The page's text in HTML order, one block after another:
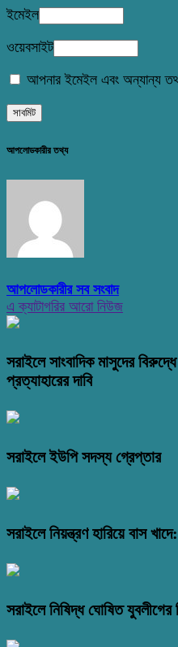
ইমেইল
ওয়েবসাইট
আপনার ইমেইল এবং অন্যান্য
আপলোডকারীর তথ্য
আপলোডকারীর সব সংবাদ
এ ক্যাটাগরির আরো নিউজ
সরাইলে সাংবাদিক মাসুদের
প্রত্যাহারের দাবি
সরাইলে ইউপি সদস্য গ্রেপ্তার
সরাইলে নিয়ন্ত্রণ হারিয়ে বাস
সরাইলে নিষিদ্ধ ঘোষিত